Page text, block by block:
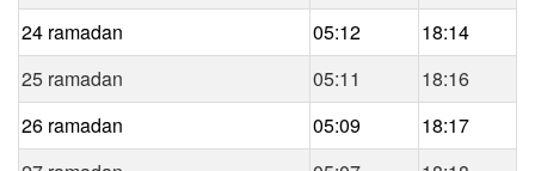
24 ramadan
05:12
18:14
25 ramadan
05:11
18:16
26 ramadan
05:09
18:17